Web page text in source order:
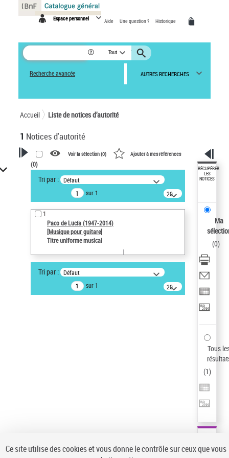
Espace personnel Aide Une question ? Historique
Tout
Recherche avancée AUTRES RECHERCHES
Accueil Liste de notices d’autorité
1 Notices d'autorité
VOTRE RECHERCHE
Recherche avancée dans les
notices d’autorité
Œuvres liées à l'auteur :
Paco de Lucía (1947-2014)
Auteur d’œuvre
Type de notice d'autorité
Voir la sélection (0) Ajouter à mes références
(0)
Tri par : Défaut
sur 1
20
résultats/page
1
Paco de Lucía (1947-2014)
[Musique pour guitare]
Titre uniforme musical
Tri par : Défaut
sur 1
20
résultats/page
RÉCUPÉRER
LES
NOTICES
Ma
(0)
Tous
(1)
Panneau de gestion des cookies
Ce site utilise des cookies et vous donne le contrôle sur ceux que vous